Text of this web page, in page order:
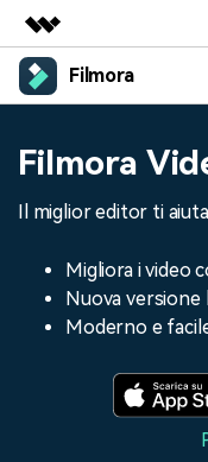
Prodotti in evidenza
Utilità
Soluzione
Filmora
Risorse
Audio
Risorse
Tip per Editing
Tip per Live-
Centro Aiuto
Filmora
Il miglior editor ti
Migliora i video
Nuova versione
Moderno e